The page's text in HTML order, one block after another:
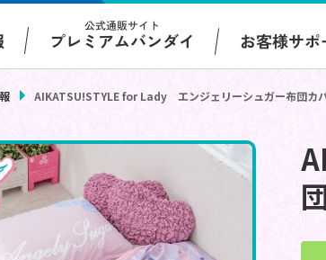
公式通販サイト
プレミアムバンダイ お客様サポ
AIKATSU!STYLE for Lady エンジェリーシュガー布団カ